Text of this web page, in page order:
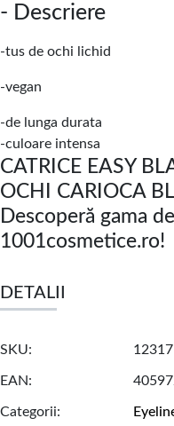
- Descriere
-tus de ochi lichid
-vegan
-de lunga durata
-culoare intensa
CATRICE EASY
OCHI CARIOCA
Descoperă gama
1001cosmetice.ro!
DETALII
SKU 12317
EAN
Categorii